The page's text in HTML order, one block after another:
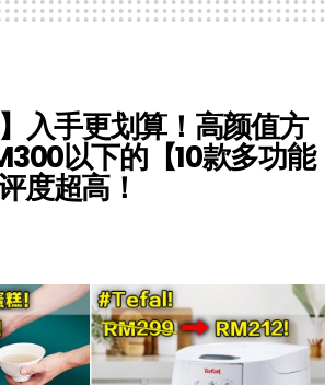
】入手更划算！高颜值方
以下的【10款多功能
度超高！